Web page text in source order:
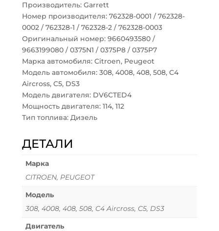
Производитель: Garrett
Номер производителя: 762328-0001 / 762328-
0002 / 762328-1 / 762328-2 / 762328-0003
Оригинальный номер: 9660493580 /
9663199080 / 0375N1 / 0375P8 / 0375P7
Марка автомобиля: Citroen, Peugeot
Модель автомобиля: 308, 4008, 408, 508, C4
Aircross, C5, DS3
Модель двигателя: DV6CTED4
Мощность двигателя: 114, 112
Тип топлива: Дизель
ДЕТАЛИ
Марка
CITROEN, PEUGEOT
Модель
308, 4008, 408, 508, C4 Aircross, C5, DS3
Двигатель